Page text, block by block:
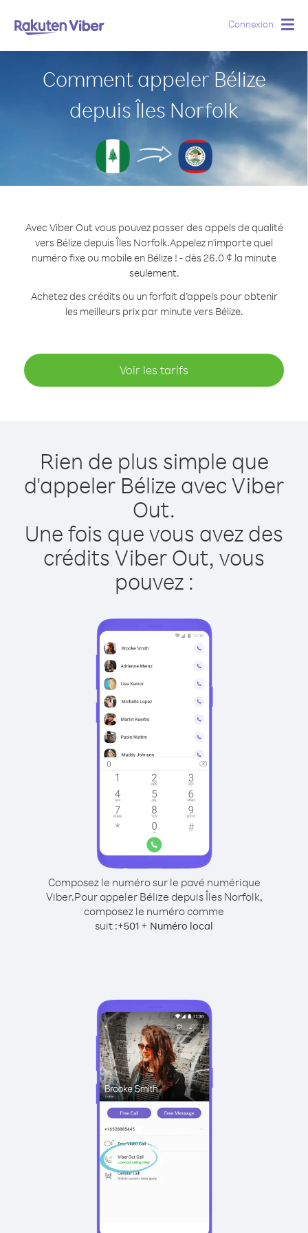
Connexion
Comment appeler Bélize
depuis Îles Norfolk
Avec Viber Out vous pouvez passer des appels de qualité
vers Bélize depuis Îles Norfolk.Appelez n'importe quel
numéro fixe ou mobile en Bélize ! - dès 26.0 ¢ la minute
seulement.
Achetez des crédits ou un forfait d’appels pour obtenir
les meilleurs prix par minute vers Bélize.
Voir les tarifs
Rien de plus simple que
d'appeler Bélize avec Viber
Out.
Une fois que vous avez des
crédits Viber Out, vous
pouvez :
Composez le numéro sur le pavé numérique
Viber.Pour appeler Bélize depuis Îles Norfolk,
composez le numéro comme
suit :+501 + Numéro local